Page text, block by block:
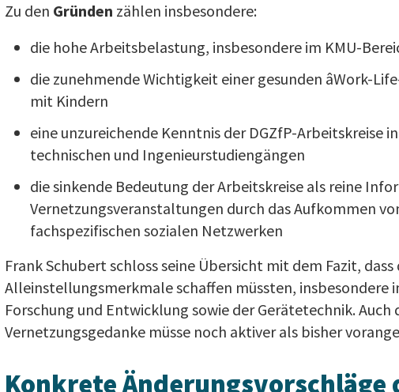
Zu den Gründen zählen insbesondere:
die hohe Arbeitsbelastung, insbesondere im KMU-
die zunehmende Wichtigkeit einer gesunden âWork-
mit Kindern
eine unzureichende Kenntnis der DGZfP-Arbeitskreise
technischen und Ingenieurstudiengängen
die sinkende Bedeutung der Arbeitskreise als reine
Vernetzungsveranstaltungen durch das Aufkommen
fachspezifischen sozialen Netzwerken
Frank Schubert schloss seine Übersicht mit dem Fazit,
Alleinstellungsmerkmale schaffen müssten, insbesondere
Forschung und Entwicklung sowie der Gerätetechnik.
Vernetzungsgedanke müsse noch aktiver als bisher
Konkrete Änderungsvorschläge